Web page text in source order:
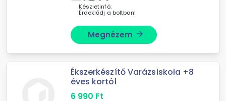
Készletinfó:
Érdeklődj a boltban!
Megnézem arrow_forward
Ékszerkészítő Varázsiskola +8
éves kortól
6 990 Ft